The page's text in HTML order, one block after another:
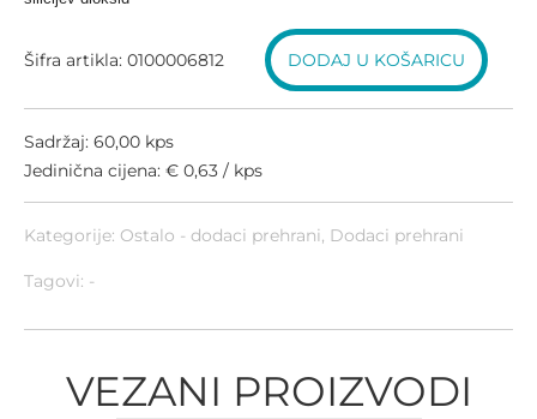
Šifra artikla: 0100006812 DODAJ U KOŠARICU
Sadržaj: 60,00 kps
Jedinična cijena: € 0,63 / kps
Kategorije: Ostalo - dodaci prehrani, Dodaci prehrani
Tagovi: -
VEZANI PROIZVODI